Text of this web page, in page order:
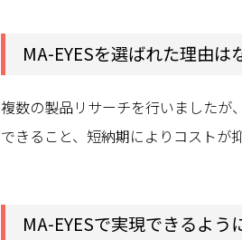
MA-EYESを選ばれた理由は
複数の製品リサーチを行いましたが
できること、短納期によりコストが
MA-EYESで実現できるよ